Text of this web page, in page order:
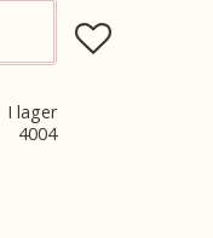
Lägg till i
I lager
4004